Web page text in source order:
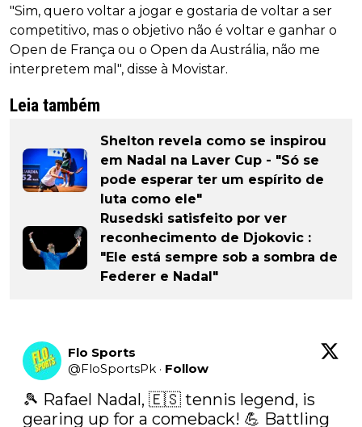
"Sim, quero voltar a jogar e gostaria de voltar a ser
competitivo, mas o objetivo não é voltar e ganhar o
Open de França ou o Open da Austrália, não me
interpretem mal", disse à Movistar.
Leia também
Shelton revela como se inspirou
em Nadal na Laver Cup - "Só se
pode esperar ter um espírito de
luta como ele"
Rusedski satisfeito por ver
reconhecimento de Djokovic :
"Ele está sempre sob a sombra de
Federer e Nadal"
Flo Sports
@FloSportsPk · Follow
🎾 Rafael Nadal, 🇪🇸 tennis legend, is
gearing up for a comeback! 💪 Battling